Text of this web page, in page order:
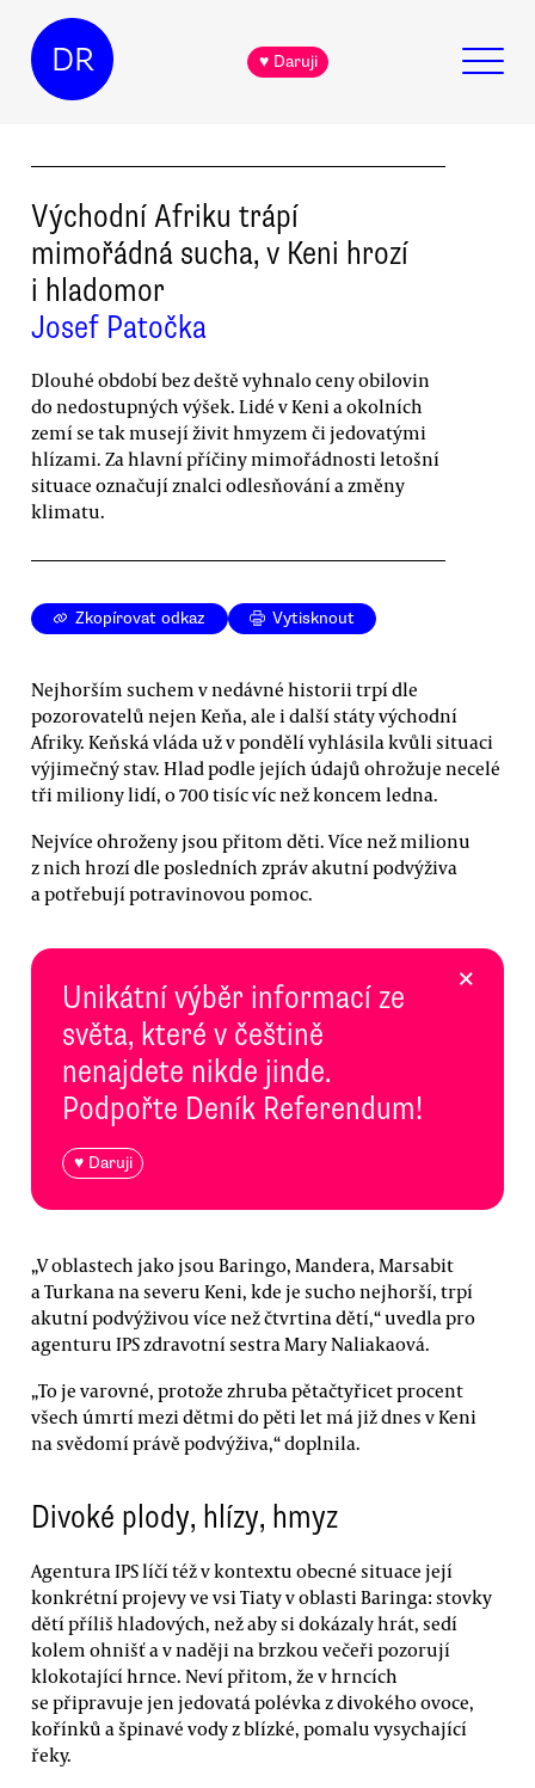
DR ♥ Daruji
Východní Afriku trápí
mimořádná sucha, v Keni hrozí
i hladomor
Josef Patočka
Dlouhé období bez deště vyhnalo ceny obilovin
do nedostupných výšek. Lidé v Keni a okolních
zemí se tak musejí živit hmyzem či jedovatými
hlízami. Za hlavní příčiny mimořádnosti letošní
situace označují znalci odlesňování a změny
klimatu.
Zkopírovat odkaz Vytisknout
Nejhorším suchem v nedávné historii trpí dle
pozorovatelů nejen Keňa, ale i další státy východní
Afriky. Keňská vláda už v pondělí vyhlásila kvůli situaci
výjimečný stav. Hlad podle jejích údajů ohrožuje necelé
tři miliony lidí, o 700 tisíc víc než koncem ledna.
Nejvíce ohroženy jsou přitom děti. Více než milionu
z nich hrozí dle posledních zpráv akutní podvýživa
a potřebují potravinovou pomoc.
Unikátní výběr informací ze
světa, které v češtině
nenajdete nikde jinde.
Podpořte Deník Referendum!
♥ Daruji
×
„V oblastech jako jsou Baringo, Mandera, Marsabit
a Turkana na severu Keni, kde je sucho nejhorší, trpí
akutní podvýživou více než čtvrtina dětí,“ uvedla pro
agenturu IPS zdravotní sestra Mary Naliakaová.
„To je varovné, protože zhruba pětačtyřicet procent
všech úmrtí mezi dětmi do pěti let má již dnes v Keni
na svědomí právě podvýživa,“ doplnila.
Divoké plody, hlízy, hmyz
Agentura IPS líčí též v kontextu obecné situace její
konkrétní projevy ve vsi Tiaty v oblasti Baringa: stovky
dětí příliš hladových, než aby si dokázaly hrát, sedí
kolem ohnišť a v naději na brzkou večeři pozorují
klokotající hrnce. Neví přitom, že v hrncích
se připravuje jen jedovatá polévka z divokého ovoce,
kořínků a špinavé vody z blízké, pomalu vysychající
řeky.